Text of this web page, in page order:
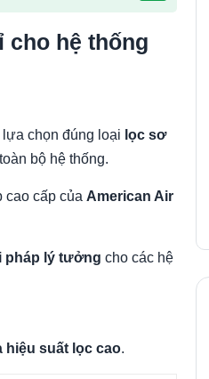
cho hệ thống
lựa chọn đúng loại lọc sơ
bộ hệ thống.
cao cấp của American Air
pháp lý tưởng cho các hệ
hiệu suất lọc cao.